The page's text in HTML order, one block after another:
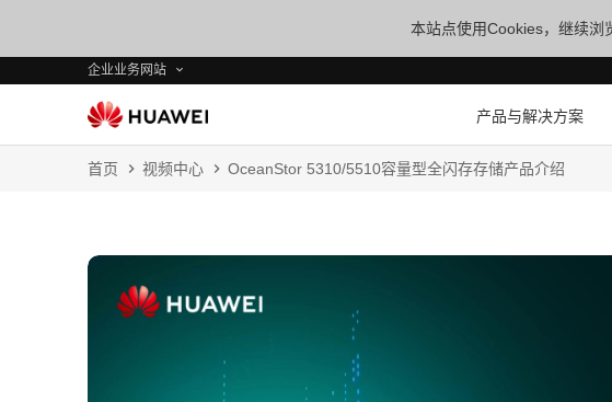
本站点使用Cookies，继续浏
企业业务网站
产品与解决方案
首页 视频中心 OceanStor 5310/5510容量型全闪存存储产品介绍